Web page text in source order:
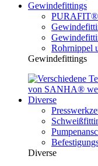
Gewindefittings
PURAFIT®
Rohrnippel
Gewindefittings
Diverse
Diverse